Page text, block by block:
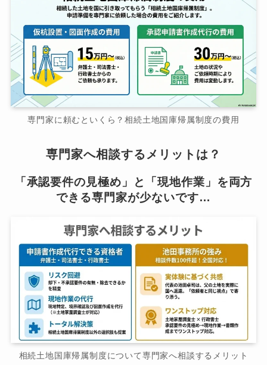
専門家に頼むといくら？相続土地国庫帰属制度の費用
専門家へ相談するメリットは？
「承認要件の見極め」と「現地作業」を両方
できる専門家が少ないです…
相続土地国庫帰属制度について専門家へ相談するメリット